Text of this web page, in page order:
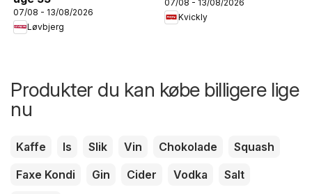
07/08 - 13/08/2026
Løvbjerg
07/08 - 13/08/2026
Kvickly
Produkter du kan købe billigere lige
nu
Kaffe Is Slik Vin Chokolade
Squash
Faxe Kondi
Gin Cider Vodka
Salt